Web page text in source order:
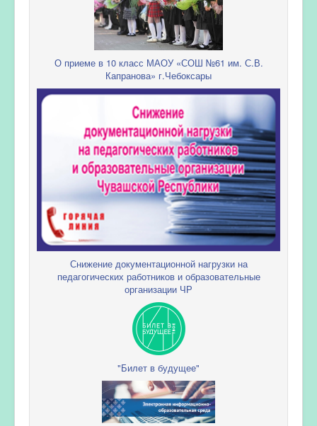
О приеме в 10 класс МАОУ «СОШ №61 им. С.В.
Капранова» г.Чебоксары
Снижение документационной нагрузки на
педагогических работников и образовательные
организации ЧР
"Билет в будущее"